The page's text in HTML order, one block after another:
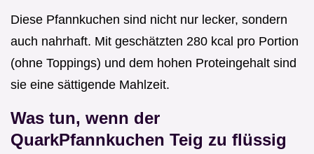
Diese Pfannkuchen sind nicht nur lecker, sondern
auch nahrhaft. Mit geschätzten 280 kcal pro Portion
(ohne Toppings) und dem hohen Proteingehalt sind
sie eine sättigende Mahlzeit.
Was tun, wenn der
QuarkPfannkuchen Teig zu flüssig